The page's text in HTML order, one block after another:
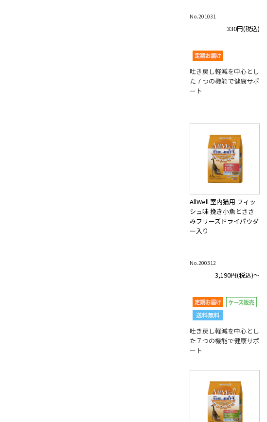
No.201031
330円(税込)
吐き戻し軽減を中心とし
た７つの機能で健康サポ
ート
AllWell 室内猫用 フィッ
シュ味 挽き小魚とささ
みフリーズドライパウダ
ー入り
No.200312
3,190円(税込)～
吐き戻し軽減を中心とし
た７つの機能で健康サポ
ート